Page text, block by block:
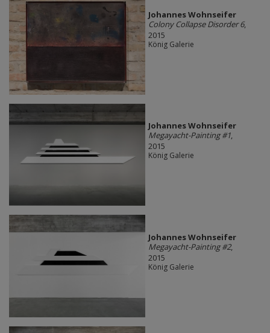
Johannes Wohnseifer
Colony Collapse Disorder 6,
2015
König Galerie
Johannes Wohnseifer
Megayacht-Painting #1,
2015
König Galerie
Johannes Wohnseifer
Megayacht-Painting #2,
2015
König Galerie